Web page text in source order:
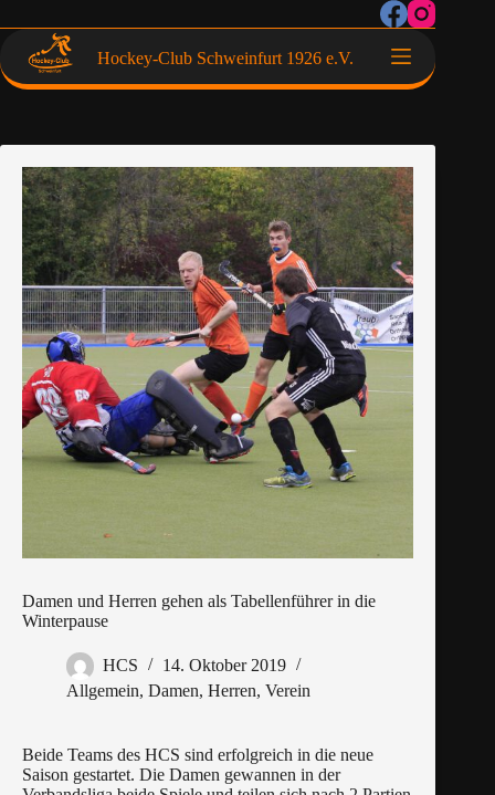
Hockey-Club Schweinfurt 1926 e.V.
Damen und Herren gehen als Tabellenführer in die
Winterpause
HCS
14. Oktober 2019
Allgemein, Damen, Herren, Verein
Beide Teams des HCS sind erfolgreich in die neue
Saison gestartet. Die Damen gewannen in der